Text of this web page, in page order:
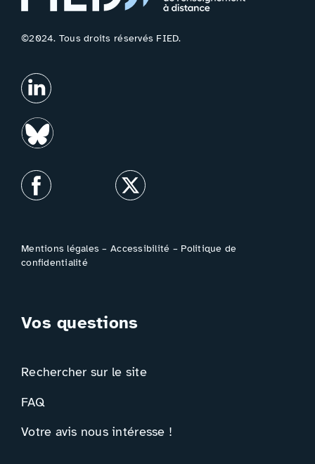
©2024. Tous droits réservés FIED.
Mentions légales –Accessibilité – Politique de
confidentialité
Vos questions
Rechercher sur le site
FAQ
Votre avis nous intéresse !